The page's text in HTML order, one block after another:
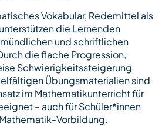
Vokabular, Redemittel als
die Lernenden
und schriftlichen
die flache Progression,
Schwierigkeitssteigerung
Übungsmaterialien sind
im Mathematikunterricht für
– auch für Schüler*innen
Vorbildung.